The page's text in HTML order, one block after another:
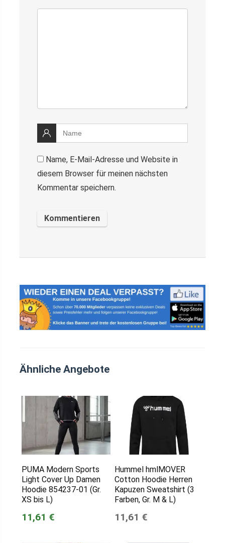
Name, E-Mail-Adresse und Website in
diesem Browser für meinen nächsten
Kommentar speichern.
Ähnliche Angebote
PUMA Modern Sports
Light Cover Up Damen
Hoodie 854237-01 (Gr.
XS bis L)
11,61 €
Hummel hmlMOVER
Cotton Hoodie Herren
Kapuzen Sweatshirt (3
Farben, Gr. M & L)
11,61 €